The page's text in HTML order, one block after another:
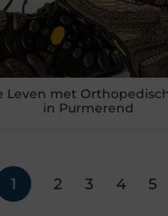
Leven met
in Purmerend
1 2 3 4 5